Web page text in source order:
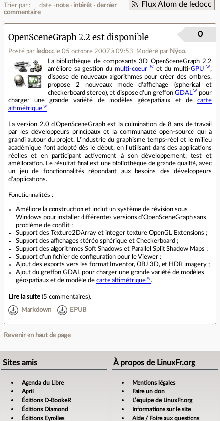
Flux Atom de ledocc
Trier par : date note intérêt
dernier
commentaire
OpenSceneGraph 2.2 est disponible
Posté par ledocc le 05 octobre 2007 à 09:53. Modéré par Nÿco.
0
La bibliothèque de composants 3D OpenSceneGraph 2.2
améliore sa gestion du multi-coeur et du multi-GPU
,
dispose de nouveaux algorithmes pour créer des ombres,
propose 2 nouveaux mode d'affichage (spherical et
checkerboard stereo), et dispose d'un greffon GDAL
pour
charger une grande variété de modèles géospatiaux et de carte
altimétrique
.
La version 2.0 d'OpenSceneGraph est la culmination de 8 ans de travail
par les développeurs principaux et la communauté open-source qui à
grandi autour du projet. L'industrie du graphisme temps-réel et le milieu
académique l'ont adopté dès le début, en l'utilisant dans des applications
réelles et en participant activement à son développement, test et
amélioration. Le résultat final est une bibliothèque de grande qualité, avec
un jeu de fonctionnalités répondant aux besoins des développeurs
d'applications.
Fonctionnalités :
Améliore la construction et inclut un système de révision sous
Windows pour installer différentes versions d'OpenSceneGraph sans
problème de conflit ;
Support des Texture2DArray et integer texture OpenGL Extensions ;
Support des affichages stéréo sphérique et Checkerboard ;
Support des algorithmes Soft Shadows et Parallel Split Shadow Maps ;
Support d'un fichier de configuration pour le Viewer ;
Ajout des exports vers les format Inventor, OBJ 3D, et HDR imagery ;
Ajout du greffon GDAL pour charger une grande variété de modèles
géospatiaux et de modèle de carte altimétrique .
Lire la suite (5 commentaires).
Markdown EPUB
Revenir en haut de page
Sites amis
Agenda du Libre
April
Éditions D-BookeR
Éditions Diamond
Éditions Eyrolles
À propos de LinuxFr.org
Mentions légales
Faire un don
L’équipe de LinuxFr.org
Informations sur le site
Aide / Foire aux questions